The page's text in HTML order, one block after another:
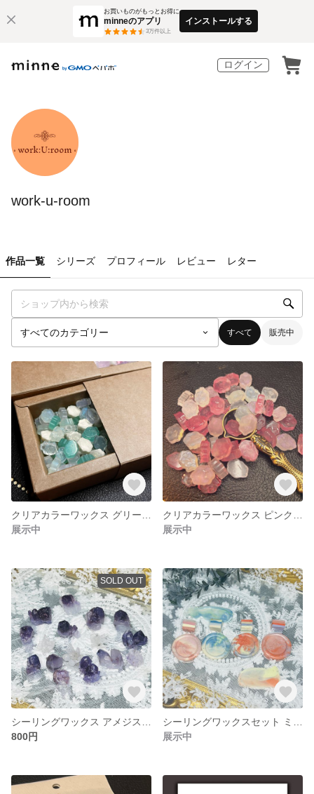
お買いものがもっとお得に
minneのアプリ
3万件以上
インストールする
ログイン
work-u-room
作品一覧 シリーズ プロフィール レビュー レター
すべて 販売中
展示中
展示中
SOLD OUT
800円
展示中